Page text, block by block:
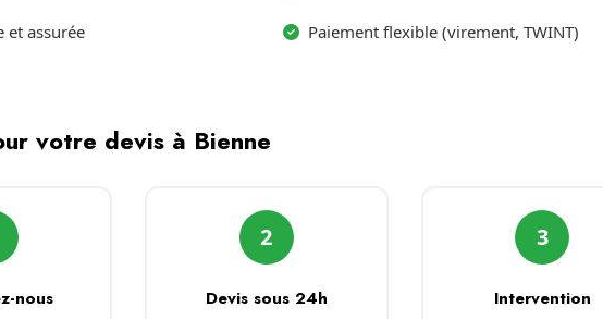
et assurée
Paiement flexible (virement, TWINT)
votre devis à Bienne
nous
2
Devis sous 24h
3
Intervention